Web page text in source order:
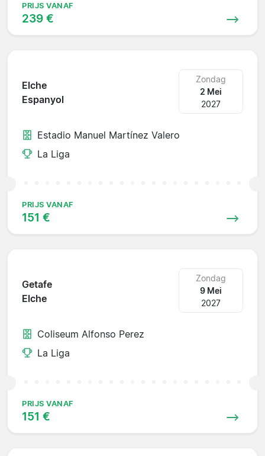
PRIJS VANAF
239 €
Elche
Espanyol
Zondag
2 Mei
2027
Estadio Manuel Martínez Valero
La Liga
PRIJS VANAF
151 €
Getafe
Elche
Zondag
9 Mei
2027
Coliseum Alfonso Perez
La Liga
PRIJS VANAF
151 €